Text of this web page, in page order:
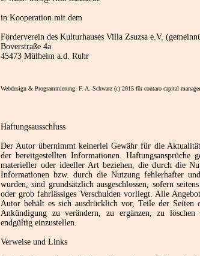
in Kooperation mit dem
Förderverein des Kulturhauses Villa Zsuzsa e.V.
Boverstraße 4a
45473 Mülheim a.d. Ruhr
Webdesign & Programmierung: F. A. Schwarz (c) 2015 für contaro capital
Haftungsausschluss
Der Autor übernimmt keinerlei Gewähr für die
der bereitgestellten Informationen. Haftungsansprüche
materieller oder ideeller Art beziehen, die durch die
Informationen bzw. durch die Nutzung fehlerhafter
wurden, sind grundsätzlich ausgeschlossen, sofern
oder grob fahrlässiges Verschulden vorliegt. Alle
Autor behält es sich ausdrücklich vor, Teile der Seiten
Ankündigung zu verändern, zu ergänzen, zu
endgültig einzustellen.
Verweise und Links